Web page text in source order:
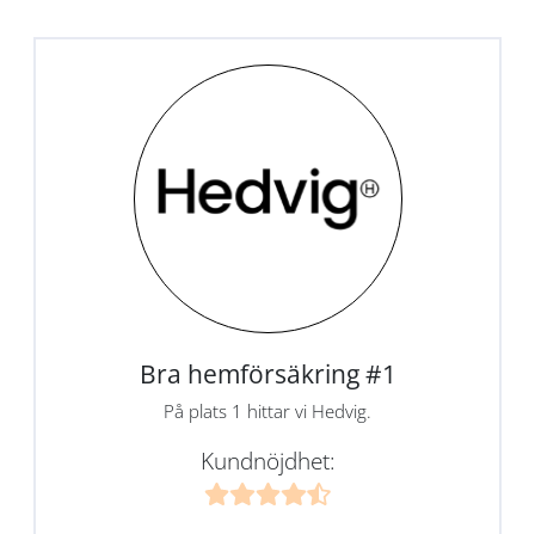
Bra hemförsäkring #1
På plats 1 hittar vi Hedvig.
Kundnöjdhet: